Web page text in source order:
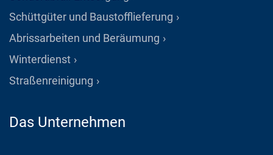
Schüttgüter und Baustofflieferung
Abrissarbeiten und Beräumung
Winterdienst
Straßenreinigung
Das Unternehmen